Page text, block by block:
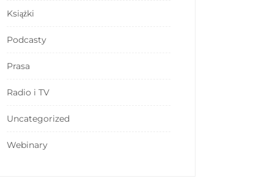
Książki
Podcasty
Prasa
Radio i TV
Uncategorized
Webinary